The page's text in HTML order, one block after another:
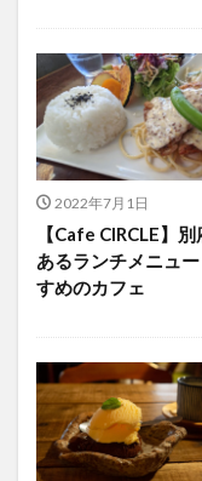
2022年7月1日
【Cafe CIRCLE】
あるランチメニュ
すめのカフェ
大分三好ヴァイセ
大分県
大分
大分駅近く
姫島村
子ど
宇佐市
居酒
庄内町カフェ
新店
日出
明豊
滝
漢方
玖珠郡
由布市
磨崖仏
祝祭
移転
竹田